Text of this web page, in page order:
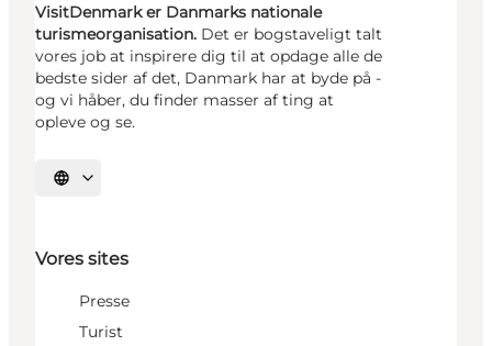
VisitDenmark er Danmarks nationale
turismeorganisation. Det er bogstaveligt talt
vores job at inspirere dig til at opdage alle de
bedste sider af det, Danmark har at byde på -
og vi håber, du finder masser af ting at
opleve og se.
Vælg sprog
Vores sites
Presse
Turist